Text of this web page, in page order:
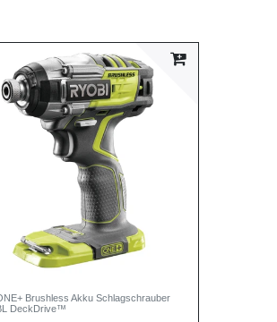
Brushless Akku Schlagschrauber
DeckDrive™